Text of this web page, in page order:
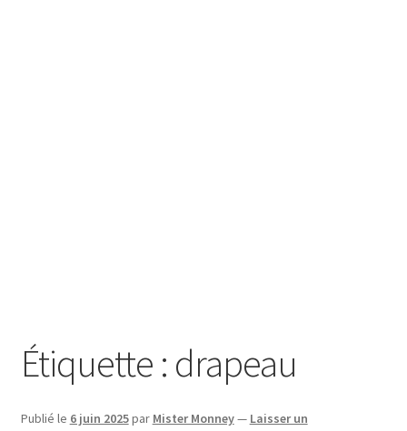
Étiquette : drapeau
Publié le 6 juin 2025par Mister Monney— Laisser un